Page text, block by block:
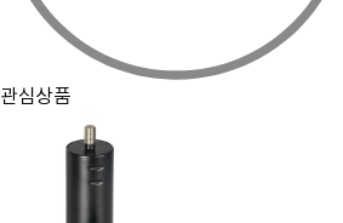
관심상품